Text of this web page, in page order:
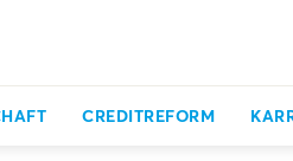
CREDITREFORM